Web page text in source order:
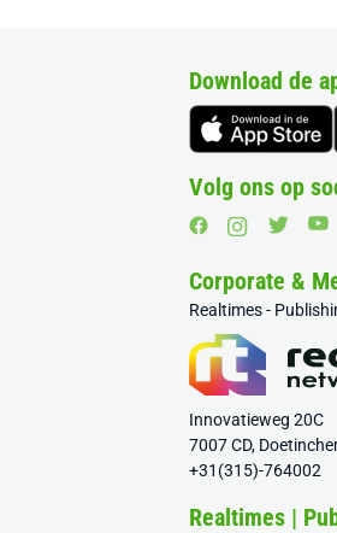
Download de
Volg ons op
Corporate &
Realtimes -
Innovatieweg 20C
7007 CD,
+31(315)-764002
Realtimes |